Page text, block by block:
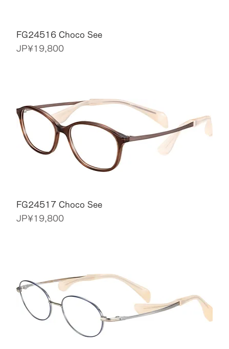
FG24516 Choco See
價格
JP¥19,800
FG24517 Choco See
價格
JP¥19,800